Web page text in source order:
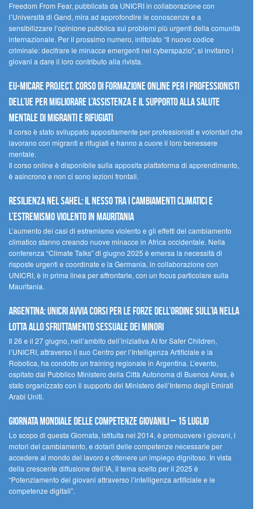
Freedom From Fear, pubblicata da UNICRI in collaborazione con
l’Università di Gand, mira ad approfondire le conoscenze e a
sensibilizzare l’opinione pubblica sui problemi più urgenti della comunità
internazionale. Per il prossimo numero, intitolato “Il nuovo codice
criminale: decifrare le minacce emergenti nel cyberspazio”, si invitano i
giovani a dare il loro contributo alla rivista.
EU-MiCare Project. Corso di formazione online per i professionisti
dell’UE per migliorare l’assistenza e il supporto alla salute
mentale di migranti e rifugiati
Il corso è stato sviluppato appositamente per professionisti e volontari che
lavorano con migranti e rifugiati e hanno a cuore il loro benessere
mentale.
Il corso online è disponibile sulla apposita piattaforma di apprendimento,
è asincrono e non ci sono lezioni frontali.
Resilienza nel Sahel: il nesso tra i cambiamenti climatici e
l’estremismo violento in Mauritania
L’aumento dei casi di estremismo violento e gli effetti del cambiamento
climatico stanno creando nuove minacce in Africa occidentale. Nella
conferenza “Climate Talks” di giugno 2025 è emersa la necessità di
risposte urgenti e coordinate e la Germania, in collaborazione con
UNICRI, è in prima linea per affrontarle, con un focus particolare sulla
Mauritania.
Argentina: UNICRI avvia corsi per le forze dell’ordine sull’IA nella
lotta allo sfruttamento sessuale dei minori
Il 26 e il 27 giugno, nell’ambito dell’iniziativa AI for Safer Children,
l’UNICRI, attraverso il suo Centro per l’Intelligenza Artificiale e la
Robotica, ha condotto un training regionale in Argentina. L’evento,
ospitato dal Pubblico Ministero della Città Autonoma di Buenos Aires, è
stato organizzato con il supporto del Ministero dell’Interno degli Emirati
Arabi Uniti.
Giornata Mondiale delle Competenze Giovanili – 15 luglio
Lo scopo di questa Giornata, istituita nel 2014, è promuovere i giovani, i
motori del cambiamento, e dotarli delle competenze necessarie per
accedere al mondo del lavoro e ottenere un impiego dignitoso. In vista
della crescente diffusione dell’IA, il tema scelto per il 2025 è
“Potenziamento dei giovani attraverso l’intelligenza artificiale e le
competenze digitali”.